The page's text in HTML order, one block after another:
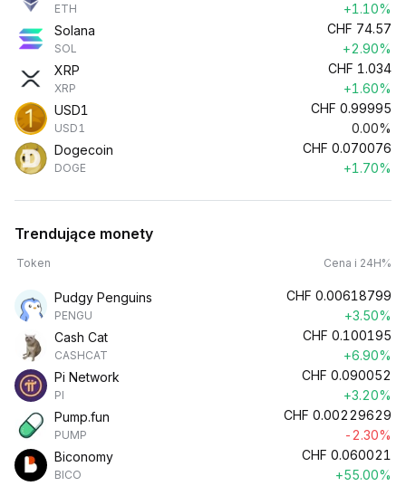
ETH
+1.10%
Solana
SOL
CHF 74.57
+2.90%
XRP
XRP
CHF 1.034
+1.60%
USD1
USD1
CHF 0.99995
0.00%
Dogecoin
DOGE
CHF 0.070076
+1.70%
Trendujące monety
Token Cena i 24H%
Pudgy Penguins
PENGU
CHF 0.00618799
+3.50%
Cash Cat
CASHCAT
CHF 0.100195
+6.90%
Pi Network
PI
CHF 0.090052
+3.20%
Pump.fun
PUMP
CHF 0.00229629
-2.30%
Biconomy
BICO
CHF 0.060021
+55.00%